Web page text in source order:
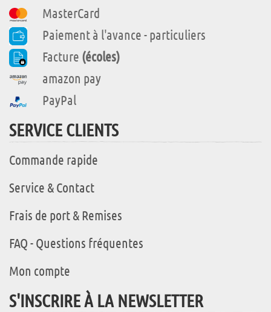
MasterCard
Paiement à l'avance - particuliers
Facture (écoles)
amazon pay
PayPal
SERVICE CLIENTS
Commande rapide
Service & Contact
Frais de port & Remises
FAQ - Questions fréquentes
Mon compte
S'INSCRIRE À LA NEWSLETTER